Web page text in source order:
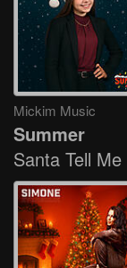
Mickim Music
Summer
Santa Tell Me